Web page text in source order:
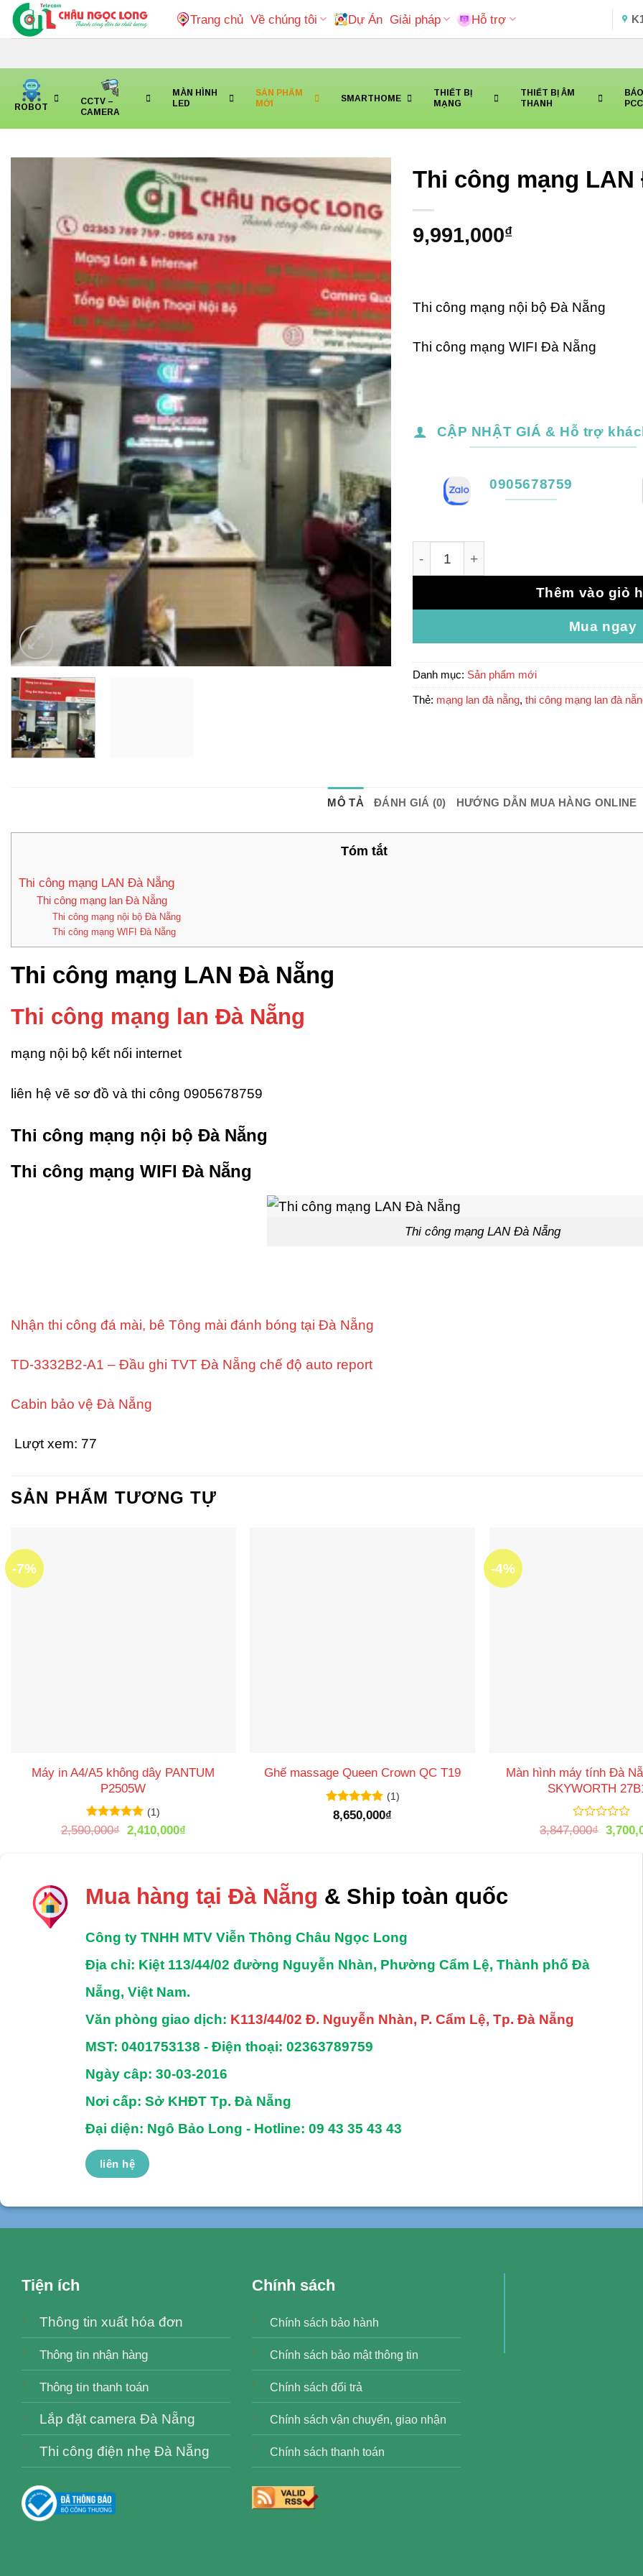
Bỏ
qua
Trang chủ Về chúng tôi Dự Án Giải pháp Hỗ trợ
ROBOT
CCTV –
CAMERA
MÀN HÌNH
LED
SẢN PHẨM
MỚI
SMARTHOME
THIẾT BỊ
MẠNG
THIẾT BỊ ÂM
THANH
Thi công mạng LAN
9,991,000₫
Thi công mạng nội bộ Đà Nẵng
Thi công mạng WIFI Đà Nẵng
CẬP NHẬT GIÁ & Hỗ trợ
0905678759
Thêm vào giỏ
Mua ngay
Danh mục: Sản phẩm mới
Thẻ: mạng lan đà nẵng, thi công mạng lan đà
MÔ TẢ ĐÁNH GIÁ (0) HƯỚNG DẪN MUA HÀNG ONLINE
Tóm tắt
Thi công mạng LAN Đà Nẵng
Thi công mạng lan Đà Nẵng
Thi công mạng nội bộ Đà Nẵng
Thi công mạng WIFI Đà Nẵng
Thi công mạng LAN Đà Nẵng
Thi công mạng lan Đà Nẵng
mạng nội bộ kết nối internet
liên hệ vẽ sơ đồ và thi công 0905678759
Thi công mạng nội bộ Đà Nẵng
Thi công mạng WIFI Đà Nẵng
Thi công mạng LAN Đà Nẵng
Nhận thi công đá mài, bê Tông mài đánh bóng tại Đà Nẵng
TD-3332B2-A1 – Đầu ghi TVT Đà Nẵng chế độ auto report
Cabin bảo vệ Đà Nẵng
Lượt xem: 77
SẢN PHẨM TƯƠNG TỰ
-7%
Máy in A4/A5 không dây PANTUM
P2505W
Được xếp
hạng
(1)
2,590,000₫ Giá
2,410,000₫Giá
Ghế massage Queen Crown QC T19
Được xếp
hạng
5
(1)
8,650,000₫
-4%
Màn hình máy tính Đà
SKYWORTH
Được
3,847,000₫ Giá
Mua hàng tại Đà Nẵng & Ship toàn quốc
Công ty TNHH MTV Viễn Thông Châu Ngọc Long
Địa chỉ: Kiệt 113/44/02 đường Nguyễn Nhàn, Phường Cẩm Lệ, Thành phố Đà
Nẵng, Việt Nam.
Văn phòng giao dịch: K113/44/02 Đ. Nguyễn Nhàn, P. Cẩm Lệ, Tp. Đà Nẵng
MST: 0401753138 -Điện thoại: 02363789759
Ngày câp: 30-03-2016
Nơi cấp: Sở KHĐT Tp. Đà Nẵng
Đại diện: Ngô Bảo Long - Hotline: 09 43 35 43 43
liên hệ
Tiện ích
Thông tin xuất hóa đơn
Thông tin nhận hàng
Thông tin thanh toán
Lắp đặt camera Đà Nẵng
Thi công điện nhẹ Đà Nẵng
Chính sách
Chính sách bảo hành
Chính sách bảo mật thông tin
Chính sách đổi trả
Chính sách vận chuyển, giao nhận
Chính sách thanh toán